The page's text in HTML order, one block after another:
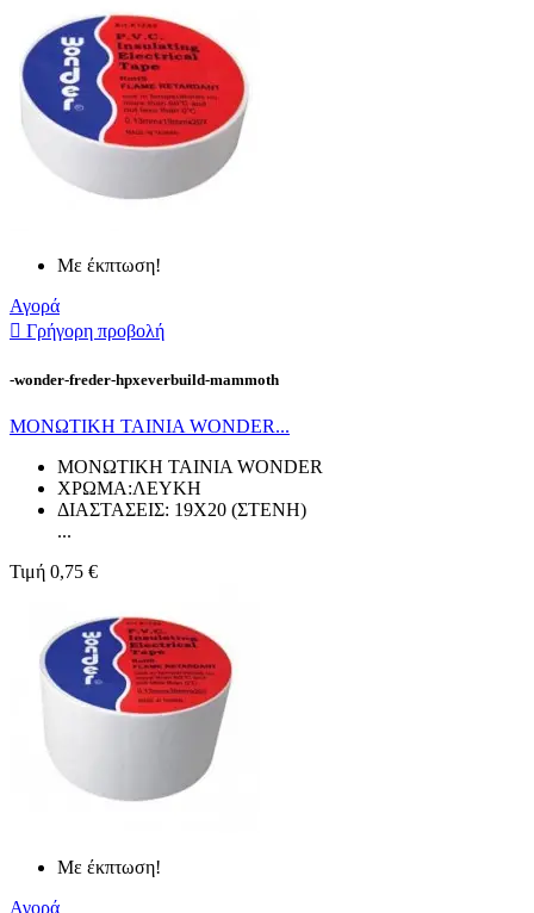
Με έκπτωση!
Αγορά
 Γρήγορη προβολή
-wonder-freder-hpxeverbuild-mammoth
ΜΟΝΩΤΙΚΗ ΤΑΙΝΙΑ WONDER...
ΜΟΝΩΤΙΚΗ ΤΑΙΝΙΑ WONDER
ΧΡΩΜΑ:ΛΕΥΚΗ
ΔΙΑΣΤΑΣΕΙΣ: 19X20 (ΣΤΕΝΗ)
...
Τιμή 0,75 €
Με έκπτωση!
Αγορά